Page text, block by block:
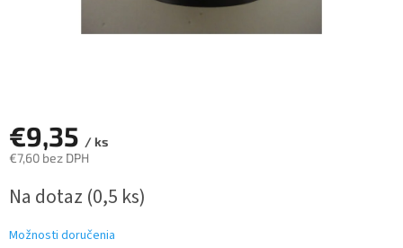
€9,35 / ks
€7,60 bez DPH
cena:
Na dotaz (0,5 ks)
Možnosti doručenia